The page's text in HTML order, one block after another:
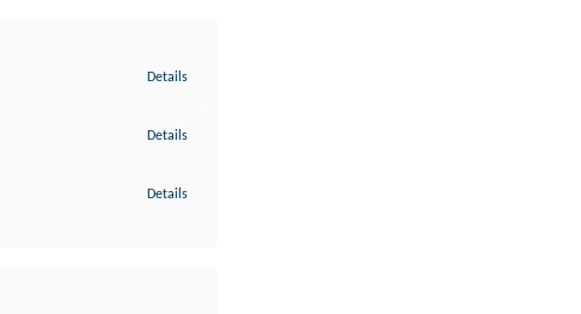
Details
Details
Details